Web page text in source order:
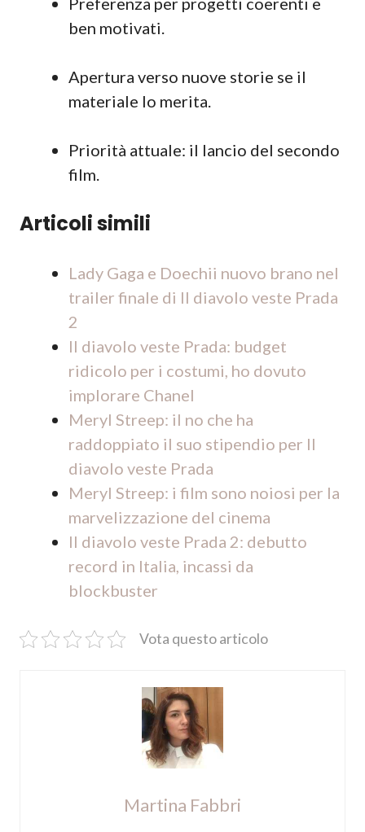
ben motivati.
Apertura verso nuove storie se il
materiale lo merita.
Priorità attuale: il lancio del secondo
film.
Articoli simili
Lady Gaga e Doechii nuovo brano nel
trailer finale di Il diavolo veste Prada
2
Il diavolo veste Prada: budget
ridicolo per i costumi, ho dovuto
implorare Chanel
Meryl Streep: il no che ha
raddoppiato il suo stipendio per Il
diavolo veste Prada
Meryl Streep: i film sono noiosi per la
marvelizzazione del cinema
Il diavolo veste Prada 2: debutto
record in Italia, incassi da
blockbuster
Vota questo articolo
Martina Fabbri